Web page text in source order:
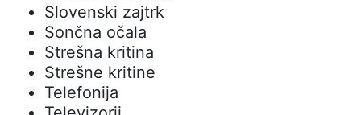
Slovenski zajtrk
Sončna očala
Strešna kritina
Strešne kritine
Telefonija